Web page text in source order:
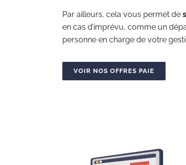
Par ailleurs, cela vous permet de
en cas d’imprévu, comme un
personne en charge de votre
VOIR NOS OFFRES PAIE